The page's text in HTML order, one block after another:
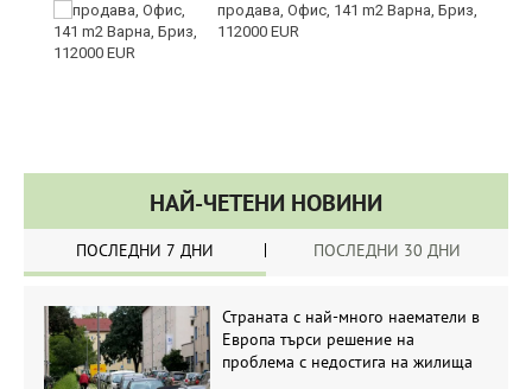
продава, Офис, 141 m2 Варна, Бриз,
112000 EUR
НАЙ-ЧЕТЕНИ НОВИНИ
ПОСЛЕДНИ 7 ДНИ ПОСЛЕДНИ 30 ДНИ
Страната с най-много наематели в
Европа търси решение на
проблема с недостига на жилища